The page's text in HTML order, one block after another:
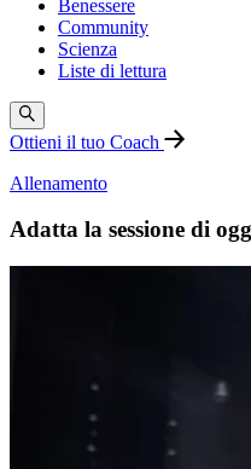
Benessere
Community
Scienza
Liste di lettura
Ottieni il tuo Coach
Allenamento
Adatta la sessione di